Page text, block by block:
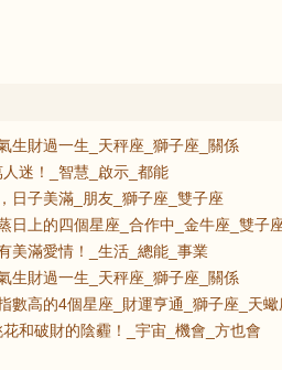
生財過一生_天秤座_獅子座_關係
迷！_智慧_啟示_都能
日子美滿_朋友_獅子座_雙子座
日上的四個星座_合作中_金牛座_雙子
美滿愛情！_生活_總能_事業
生財過一生_天秤座_獅子座_關係
數高的4個星座_財運亨通_獅子座_天蠍
和破財的陰霾！_宇宙_機會_方也會